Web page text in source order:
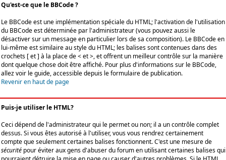
Qu'est-ce que le BBCode ?
Le BBCode est une implémentation spéciale du HTML; l'activation de l'utilisation
du BBCode est déterminée par l'administrateur (vous pouvez aussi le
désactiver sur un message en particulier lors de sa composition). Le BBCode en
lui-même est similaire au style du HTML; les balises sont contenues dans des
crochets [ et ] à la place de < et >, et offrent un meilleur contrôle sur la manière
dont quelque chose doit être affiché. Pour plus d'informations sur le BBCode,
allez voir le guide, accessible depuis le formulaire de publication.
Revenir en haut de page
Puis-je utiliser le HTML?
Ceci dépend de l'administrateur qui le permet ou non; il a un contrôle complet
dessus. Si vous êtes autorisé à l'utiliser, vous vous rendrez certainement
compte que seulement certaines balises fonctionnent. C'est une mesure de
sécurité pour éviter aux gens d'abuser du forum en utilisant certaines balises qui